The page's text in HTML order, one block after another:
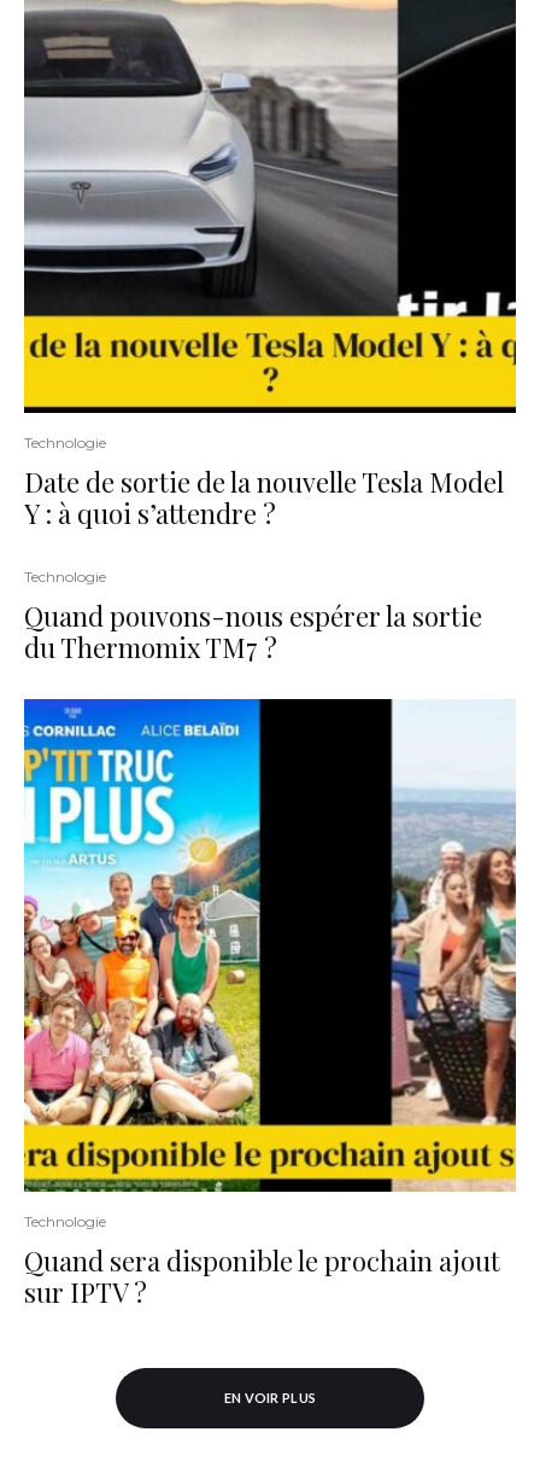
Technologie
Date de sortie de la nouvelle Tesla Model
Y : à quoi s’attendre ?
Technologie
Quand pouvons-nous espérer la sortie
du Thermomix TM7 ?
Technologie
Quand sera disponible le prochain ajout
sur IPTV ?
EN VOIR PLUS